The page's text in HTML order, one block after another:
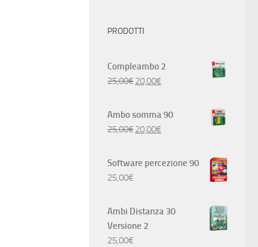
PRODOTTI
Compleambo 2
25,00€ 20,00€
Ambo somma 90
25,00€ 20,00€
Software percezione 90
25,00€
Ambi Distanza 30
Versione 2
25,00€